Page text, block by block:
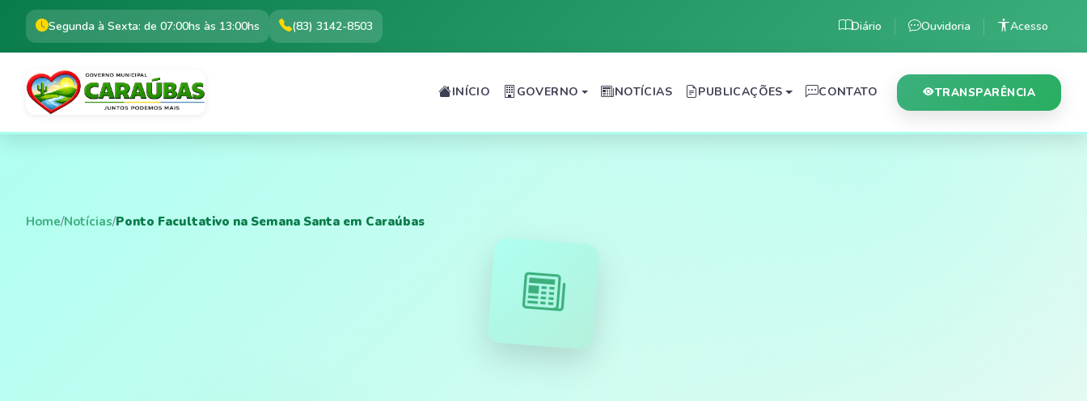
Segunda à Sexta: de 07:00hs às 13:00hs (83) 3142-8503 Diário Ouvidoria Acesso
INÍCIO GOVERNO NOTÍCIAS PUBLICAÇÕES CONTATO TRANSPARÊNCIA
Home/Notícias/Ponto Facultativo na Semana Santa em Caraúbas